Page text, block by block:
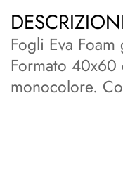
Fogli Eva
Formato
monocolore.